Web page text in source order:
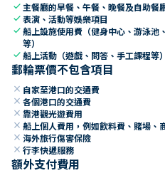
check 主餐廳的早餐、午餐、晚餐及自助餐
check表演、活動等娛樂項目
check船上設施使用費（健身中心、游泳池
等）
check船上活動（遊戲、問答、手工課程等）
郵輪票價不包含項目
close 自家至港口的交通費
close 各個港口的交通費
close 靠港觀光遊費用
close 船上個人費用，例如飲料費、賭場、
close 海外旅行傷害保險
close 行李快遞服務
額外支付費用